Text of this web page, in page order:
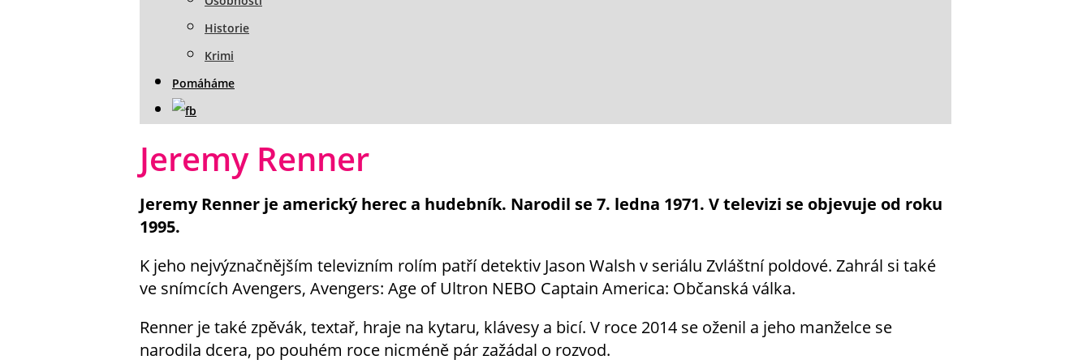
Historie
Krimi
Pomáháme
Jeremy Renner
Jeremy Renner je americký herec a hudebník. Narodil se 7. ledna 1971. V televizi se objevuje od roku
1995.
K jeho nejvýznačnějším televizním rolím patří detektiv Jason Walsh v seriálu Zvláštní poldové. Zahrál si také
ve snímcích Avengers, Avengers: Age of Ultron NEBO Captain America: Občanská válka.
Renner je také zpěvák, textař, hraje na kytaru, klávesy a bicí. V roce 2014 se oženil a jeho manželce se
narodila dcera, po pouhém roce nicméně pár zažádal o rozvod.